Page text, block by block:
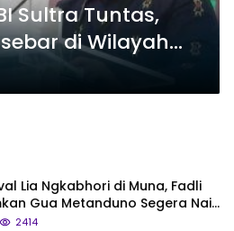
Sultra Tuntas,
di Wilayah
Lia Ngkabhori di Muna, Fadli
Gua Metanduno Segera Naik
Cagar Budaya Nasional
2414